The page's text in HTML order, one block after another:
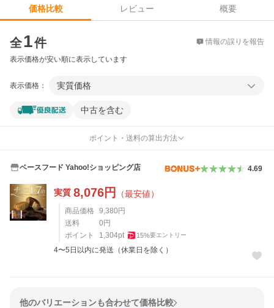
価格比較 レビュー
概要
全1件 情報の誤りを報告
表示価格が安い順に表示しています
表示価格： 実質価格
中古を含む
ポイント・送料の算出方法
ベースフード Yahoo!ショッピング店 4.69
実質 8,076円 （最安値）
商品価格 9,380 円
送料
0 円
ポイント
1,304pt 15%要エントリー
4〜5日以内に発送（休業日を除く）
他のバリエーションも合わせて価格比較